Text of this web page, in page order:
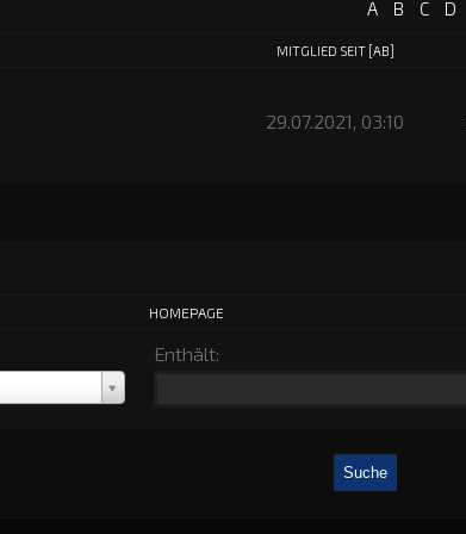
A B C D
MITGLIED SEIT [AB]
29.07.2021, 03:10
HOMEPAGE
Enthält: